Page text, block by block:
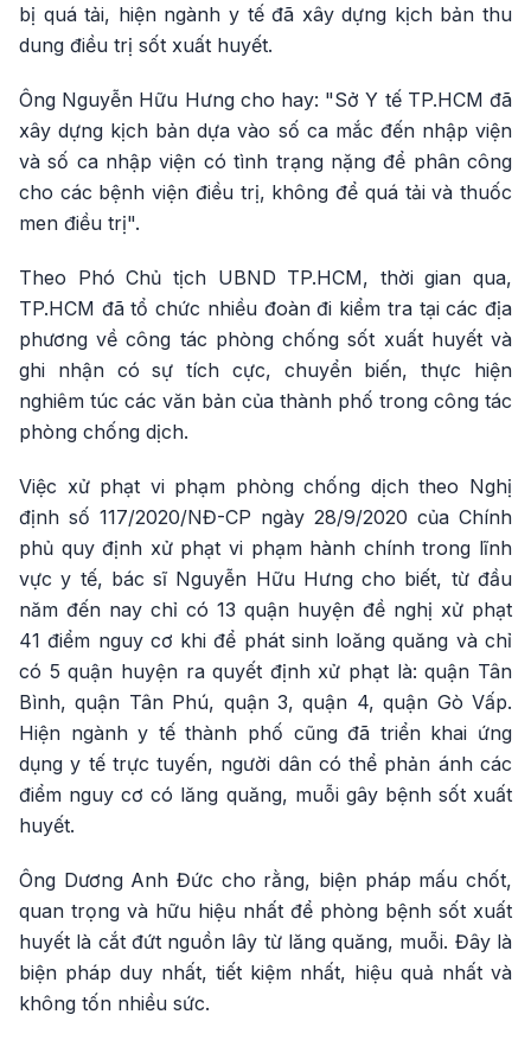
bị quá tải, hiện ngành y tế đã xây dựng kịch bản thu
dung điều trị sốt xuất huyết.
Ông Nguyễn Hữu Hưng cho hay: "Sở Y tế TP.HCM đã
xây dựng kịch bản dựa vào số ca mắc đến nhập viện
và số ca nhập viện có tình trạng nặng để phân công
cho các bệnh viện điều trị, không để quá tải và thuốc
men điều trị".
Theo Phó Chủ tịch UBND TP.HCM, thời gian qua,
TP.HCM đã tổ chức nhiều đoàn đi kiểm tra tại các địa
phương về công tác phòng chống sốt xuất huyết và
ghi nhận có sự tích cực, chuyển biến, thực hiện
nghiêm túc các văn bản của thành phố trong công tác
phòng chống dịch.
Việc xử phạt vi phạm phòng chống dịch theo Nghị
định số 117/2020/NĐ-CP ngày 28/9/2020 của Chính
phủ quy định xử phạt vi phạm hành chính trong lĩnh
vực y tế, bác sĩ Nguyễn Hữu Hưng cho biết, từ đầu
năm đến nay chỉ có 13 quận huyện đề nghị xử phạt
41 điểm nguy cơ khi để phát sinh loăng quăng và chỉ
có 5 quận huyện ra quyết định xử phạt là: quận Tân
Bình, quận Tân Phú, quận 3, quận 4, quận Gò Vấp.
Hiện ngành y tế thành phố cũng đã triển khai ứng
dụng y tế trực tuyến, người dân có thể phản ánh các
điểm nguy cơ có lăng quăng, muỗi gây bệnh sốt xuất
huyết.
Ông Dương Anh Đức cho rằng, biện pháp mấu chốt,
quan trọng và hữu hiệu nhất để phòng bệnh sốt xuất
huyết là cắt đứt nguồn lây từ lăng quăng, muỗi. Đây là
biện pháp duy nhất, tiết kiệm nhất, hiệu quả nhất và
không tốn nhiều sức.